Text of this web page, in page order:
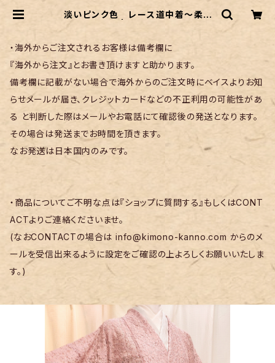
淡いピンク色 レース道中着〜柔ら
かなレース〜 | リサイクル着物 菅野
・海外からご注文されるお客様は備考欄に
『海外から注文』とお書き頂けますと助かります。
備考欄に記載がない場合で海外からのご注文時にベイスよりお知
らせメールが届き、クレジットカードなどの不正利用の可能性があ
る と判断した際はメールやお電話にて確認後の発送となります。
その場合は発送までお時間を頂きます。
なお発送は日本国内のみです。
・商品についてご不明な点は『ショップに質問する』もしくはCONT
ACTよりご連絡くださいませ。
(なおCONTACTの場合はinfo@kimono-kanno.com からのメ
ールを受信出来るように設定をご確認の上よろしくお願いいたしま
す。)